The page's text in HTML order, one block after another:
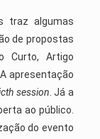
traz algumas
de propostas
Curto, Artigo
apresentação
session . Já a
ao público.
do evento